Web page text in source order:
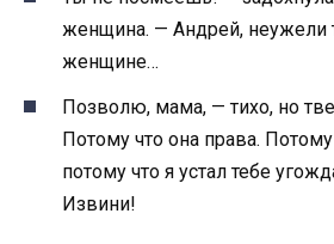
женщина. — Андрей, неужели
женщине…
Позволю, мама, — тихо, но
Потому что она права.
потому что я устал тебе
Извини!